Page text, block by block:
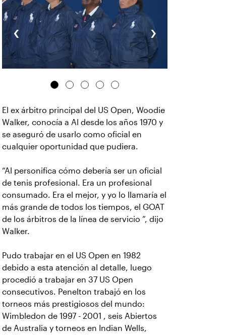
‹ ›
El ex árbitro principal del US Open, Woodie
Walker, conocía a Al desde los años 1970 y
se aseguró de usarlo como oficial en
cualquier oportunidad que pudiera.
“Al personifica cómo debería ser un oficial
de tenis profesional. Era un profesional
consumado. Era el mejor, y yo lo llamaría el
más grande de todos los tiempos, el GOAT
de los árbitros de la línea de servicio ”, dijo
Walker.
Pudo trabajar en el US Open en 1982
debido a esta atención al detalle, luego
procedió a trabajar en 37 US Open
consecutivos. Penelton trabajó en los
torneos más prestigiosos del mundo:
Wimbledon de 1997 - 2001 , seis Abiertos
de Australia y torneos en Indian Wells,